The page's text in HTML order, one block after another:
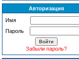
Авторизация
Имя
Пароль
Забыли пароль?